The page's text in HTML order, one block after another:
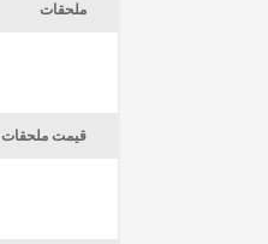
ملحقات
قیمت ملحقات